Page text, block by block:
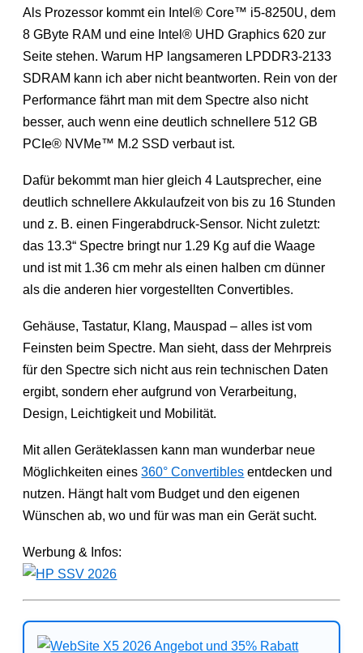
Als Prozessor kommt ein Intel® Core™ i5-8250U, dem
8 GByte RAM und eine Intel® UHD Graphics 620 zur
Seite stehen. Warum HP langsameren LPDDR3-2133
SDRAM kann ich aber nicht beantworten. Rein von der
Performance fährt man mit dem Spectre also nicht
besser, auch wenn eine deutlich schnellere 512 GB
PCIe® NVMe™ M.2 SSD verbaut ist.
Dafür bekommt man hier gleich 4 Lautsprecher, eine
deutlich schnellere Akkulaufzeit von bis zu 16 Stunden
und z. B. einen Fingerabdruck-Sensor. Nicht zuletzt:
das 13.3“ Spectre bringt nur 1.29 Kg auf die Waage
und ist mit 1.36 cm mehr als einen halben cm dünner
als die anderen hier vorgestellten Convertibles.
Gehäuse, Tastatur, Klang, Mauspad – alles ist vom
Feinsten beim Spectre. Man sieht, dass der Mehrpreis
für den Spectre sich nicht aus rein technischen Daten
ergibt, sondern eher aufgrund von Verarbeitung,
Design, Leichtigkeit und Mobilität.
Mit allen Geräteklassen kann man wunderbar neue
Möglichkeiten eines360° Convertibles entdecken und
nutzen. Hängt halt vom Budget und den eigenen
Wünschen ab, wo und für was man ein Gerät sucht.
Werbung & Infos: